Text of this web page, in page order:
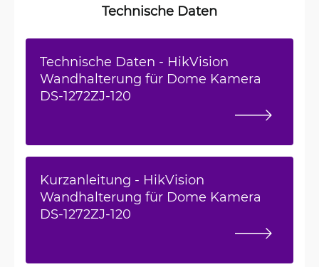
Technische Daten
Technische Daten - HikVision
Wandhalterung für Dome Kamera
DS-1272ZJ-120
Kurzanleitung - HikVision
Wandhalterung für Dome Kamera
DS-1272ZJ-120